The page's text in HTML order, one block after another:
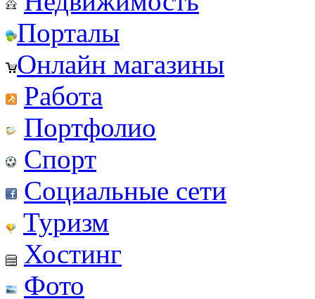
Порталы
Онлайн магазины
Работа
Портфолио
Спорт
Социальные сети
Туризм
Хостинг
Фото